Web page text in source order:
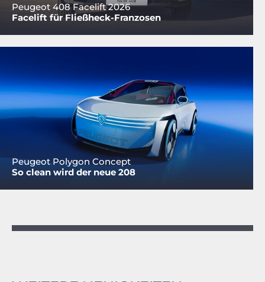
Peugeot 408 Facelift 2026
Facelift für Fließheck-Franzosen
Peugeot Polygon Concept
So clean wird der neue 208